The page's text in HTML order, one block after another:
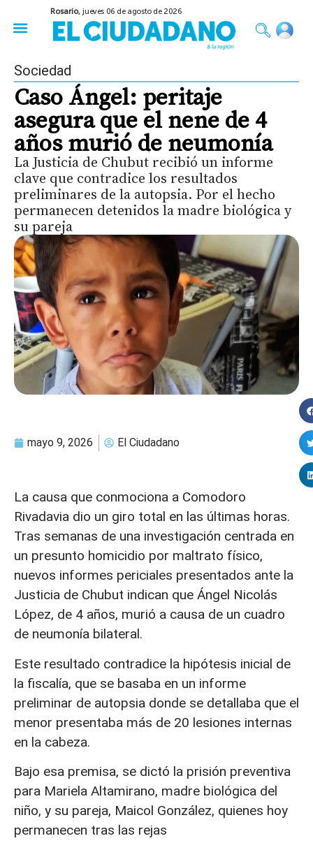
Rosario,jueves 06 de agosto de 2026
Sociedad
Caso Ángel: peritaje
asegura que el nene de 4
años murió de neumonía
La Justicia de Chubut recibió un informe
clave que contradice los resultados
preliminares de la autopsia. Por el hecho
permanecen detenidos la madre biológica y
su pareja
mayo 9, 2026 El Ciudadano
La causa que conmociona a Comodoro
Rivadavia dio un giro total en las últimas horas.
Tras semanas de una investigación centrada en
un presunto homicidio por maltrato físico,
nuevos informes periciales presentados ante la
Justicia de Chubut indican que Ángel Nicolás
López, de 4 años, murió a causa de un cuadro
de neumonía bilateral.
Este resultado contradice la hipótesis inicial de
la fiscalía, que se basaba en un informe
preliminar de autopsia donde se detallaba que el
menor presentaba más de 20 lesiones internas
en la cabeza.
Bajo esa premisa, se dictó la prisión preventiva
para Mariela Altamirano, madre biológica del
niño, y su pareja, Maicol González, quienes hoy
permanecen tras las rejas